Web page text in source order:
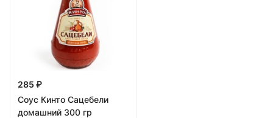
285 ₽
Соус Кинто Сацебели
домашний 300 гр